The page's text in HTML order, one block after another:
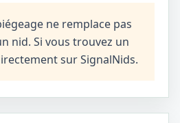
ne remplace pas
nid. Si vous trouvez un
sur SignalNids.